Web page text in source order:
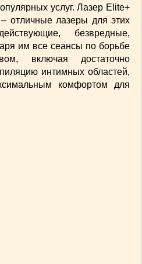
услуг. Лазер Elite+
отличные лазеры для этих
безвредные,
им все сеансы по борьбе
включая достаточно
интимных областей,
комфортом для